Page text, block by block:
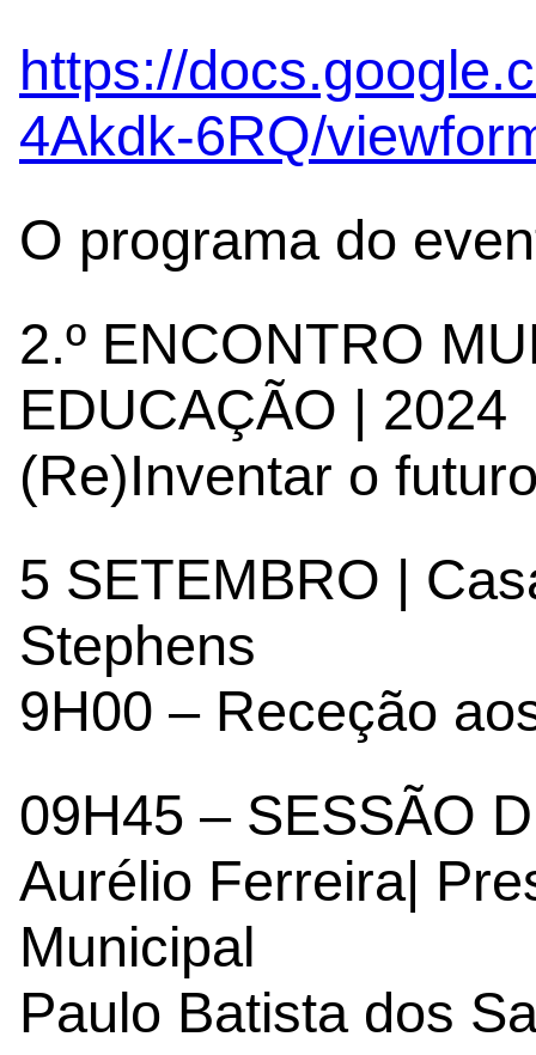
https://
4Akdk-6RQ/
O programa do
2.º ENCONTRO
EDUCAÇÃO | 2024
(Re)Inventar o
5 SETEMBRO |
Stephens
9H00 – Receção
09H45 – SESSÃO
Aurélio Ferreira|
Municipal
Paulo Batista dos